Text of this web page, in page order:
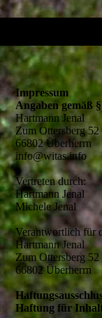
Impressum
Angaben gemäß
Hartmann Jenal
Zum Ottersberg 52
66802 Überherrn
info@witas.info
Vertreten durch:
Hartmann Jenal
Michele Jenal
Verantwortlich für
Hartmann Jenal
Zum Ottersberg 52
66802 Überherrn
Haftung für